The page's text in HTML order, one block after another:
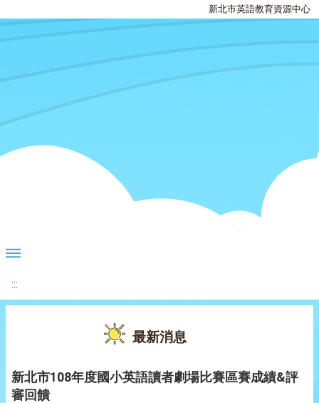
新北市英語教育資源中心
:::
最新消息
新北市108年度國小英語讀者劇場比賽區賽成績&評
審回饋